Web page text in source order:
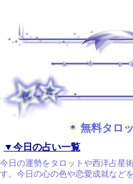
無料タロ
▼今日の占い一覧
今日の運勢をタロットや西洋占星
す。今日の心の色や恋愛成就など